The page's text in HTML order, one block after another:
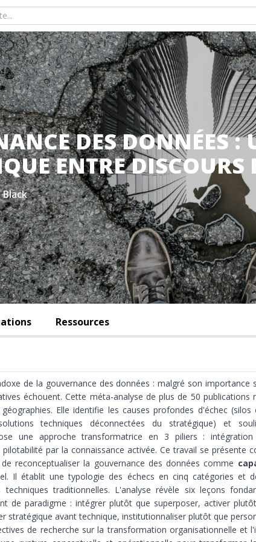
DES DONNÉES :
ENTRE DISCOURS
Ressources
de la gouvernance des données : malgré son importance
échouent. Cette méta-analyse de plus de 50 publications
Elle identifie les causes profondes d'échec
techniques déconnectées du stratégique) et
une approche transformatrice en 3 piliers : intégration
par la connaissance activée. Ce travail se présente
reconceptualiser la gouvernance des données comme
Il établit une typologie des échecs en cinq catégories et
techniques traditionnelles. L'analyse révèle six leçons
de paradigme : intégrer plutôt que superposer, activer
stratégique avant technique, institutionnaliser plutôt que
de recherche sur la transformation organisationnelle et